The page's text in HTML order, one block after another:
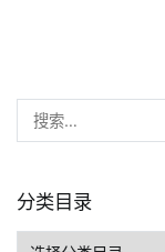
索：
分类目录